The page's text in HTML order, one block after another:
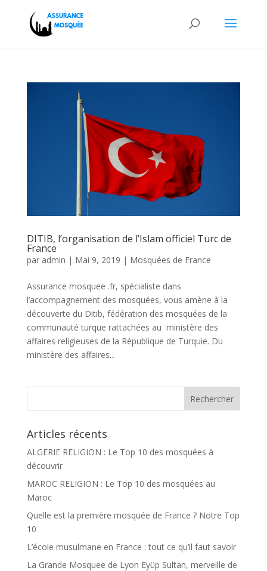
DITIB, l’organisation de l’Islam officiel Turc de
France
par admin | Mai 9, 2019 | Mosquées de France
Assurance mosquee .fr, spécialiste dans
l’accompagnement des mosquées, vous amène à la
découverte du Ditib, fédération des mosquées de la
communauté turque rattachées au ministère des
affaires religieuses de la République de Turquie. Du
ministère des affaires...
Articles récents
ALGERIE RELIGION : Le Top 10 des mosquées à
découvrir
MAROC RELIGION : Le Top 10 des mosquées au
Maroc
Quelle est la première mosquée de France ? Notre Top
10
L’école musulmane en France : tout ce qu’il faut savoir
La Grande Mosquee de Lyon Eyüp Sultan, merveille de